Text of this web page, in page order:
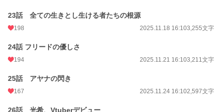
23話 全ての生きとし生ける者たちの根源
198 2025.11.18 16:103,255文字
24話 フリードの優しさ
194 2025.11.21 16:103,211文字
25話 アヤナの閃き
167 2025.11.24 16:102,597文字
26話 光希、Vtuberデビュー